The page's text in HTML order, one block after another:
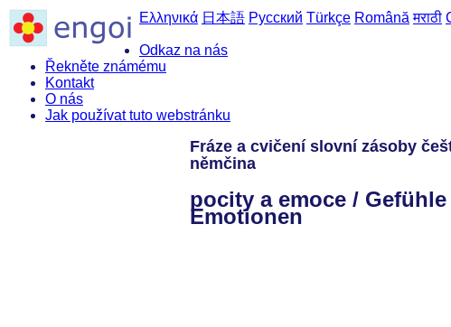
Ελληνικά 日本語 Русский Türkçe Română मराठी
Odkaz na nás
Řekněte známému
Kontakt
O nás
Jak používat tuto webstránku
Fráze a cvičení slovní zásoby
němčina
pocity a emoce /
Emotionen